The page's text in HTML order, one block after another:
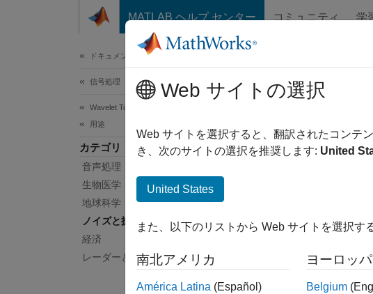
コンテンツへスキップ
MATLAB ヘルプ センター コミュニティ 学
ドキュメンテーションのホーム
信号処理
Wavelet Toolbox
用途
カテゴリ
音声処理
生物医学
地球科学
ノイズと振動
経済
レーダーと無線
ノイズと振
振動信号、疲労解
ノイズ データおよ
Web サイトの選択
Web サイトを選択すると、翻訳されたコンテ
き、次のサイトの選択を推奨します: United
United States
また、以下のリストから Web サイトを選択す
南北アメリカ
América Latina (Español)
ヨーロッパ
Belgium